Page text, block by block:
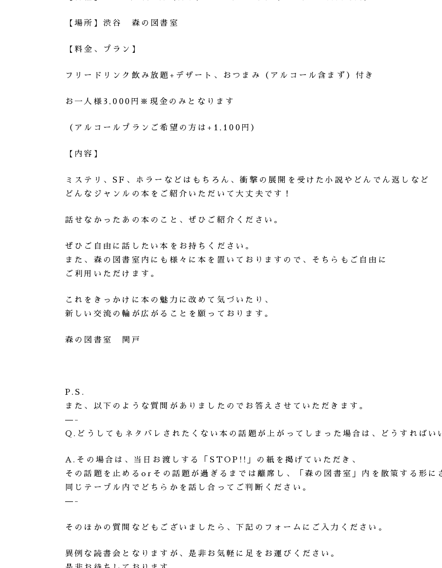
【場所】渋谷 森の図書室
【料金、プラン】
フリードリンク飲み放題+デザート、おつまみ（アルコール含まず）付き
お一人様3,000円※現金のみとなります
（アルコールプランご希望の方は+1,100円）
【内容】
ミステリ、SF、ホラーなどはもちろん、衝撃の展開を受けた小説やどんでん返しなど
どんなジャンルの本をご紹介いただいて大丈夫です！
話せなかったあの本のこと、ぜひご紹介ください。
ぜひご自由に話したい本をお持ちください。
また、森の図書室内にも様々に本を置いておりますので、そちらもご自由に
ご利用いただけます。
これをきっかけに本の魅力に改めて気づいたり、
新しい交流の輪が広がることを願っております。
森の図書室 関戸
P.S.
また、以下のような質問がありましたのでお答えさせていただきます。
—-
Q.どうしてもネタバレされたくない本の話題が上がってしまった場合は、どうすればい
A.その場合は、当日お渡しする「STOP!!」の紙を掲げていただき、
その話題を止めるorその話題が過ぎるまでは離席し、「森の図書室」内を散策する形に
同じテーブル内でどちらかを話し合ってご判断ください。
—-
そのほかの質問などもございましたら、下記のフォームにご入力ください。
異例な読書会となりますが、是非お気軽に足をお運びください。